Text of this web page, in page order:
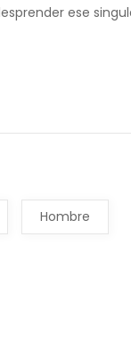
ese
Hombre